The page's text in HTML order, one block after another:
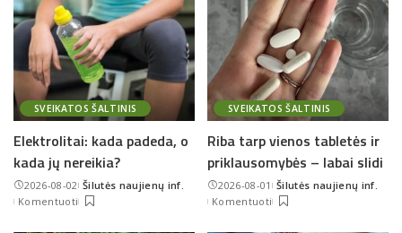
SVEIKATOS ŠALTINIS
Elektrolitai: kada padeda, o
kada jų nereikia?
2026-08-02Posted
by
Šilutės naujienų inf.
Komentuoti
SVEIKATOS ŠALTINIS
Riba tarp vienos tabletės ir
priklausomybės – labai slidi
2026-08-01 Posted
by
Šilutės naujienų inf.
Komentuoti